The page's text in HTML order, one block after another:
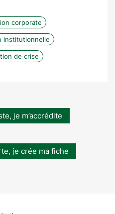
corporate
institutionnelle
de crise
je m’accrédite
je crée ma fiche